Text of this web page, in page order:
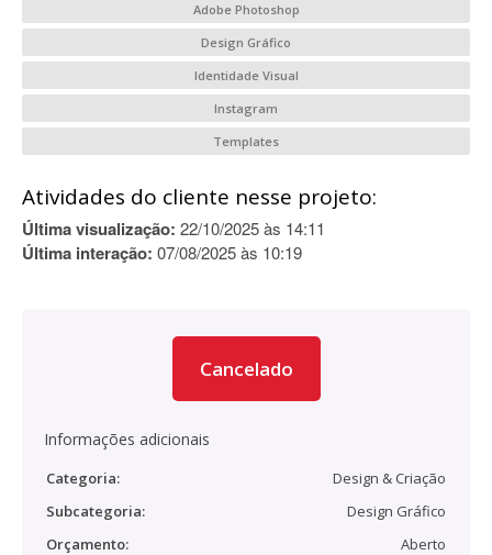
Adobe Photoshop
Design Gráfico
Identidade Visual
Instagram
Templates
Atividades do cliente nesse projeto:
Última visualização: 22/10/2025 às 14:11
Última interação: 07/08/2025 às 10:19
Cancelado
Informações adicionais
Categoria:
Design & Criação
Subcategoria:
Design Gráfico
Orçamento:
Aberto